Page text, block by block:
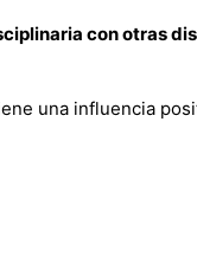
con otras
una influencia